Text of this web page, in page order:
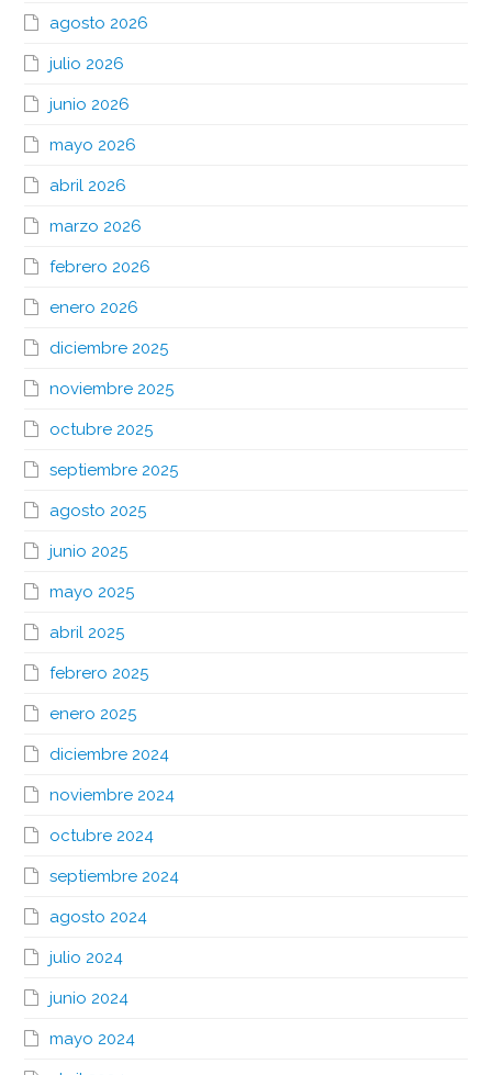
agosto 2026
julio 2026
junio 2026
mayo 2026
abril 2026
marzo 2026
febrero 2026
enero 2026
diciembre 2025
noviembre 2025
octubre 2025
septiembre 2025
agosto 2025
junio 2025
mayo 2025
abril 2025
febrero 2025
enero 2025
diciembre 2024
noviembre 2024
octubre 2024
septiembre 2024
agosto 2024
julio 2024
junio 2024
mayo 2024